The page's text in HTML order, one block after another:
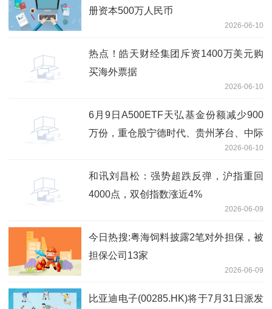
册资本500万人民币
2026-06-10
热点！皓天财经集团斥资1400万美元购
买海外票据
2026-06-10
6月9日A500ETF天弘基金份额减少900
万份，重仓股宁德时代、贵州茅台、中际
2026-06-10
和讯刘昌松：强势超跌反弹，沪指重回
4000点，双创指数涨近4%
2026-06-09
今日热搜:粤海饲料披露2笔对外担保，被
担保公司13家
2026-06-09
比亚迪电子(00285.HK)将于7月31日派发